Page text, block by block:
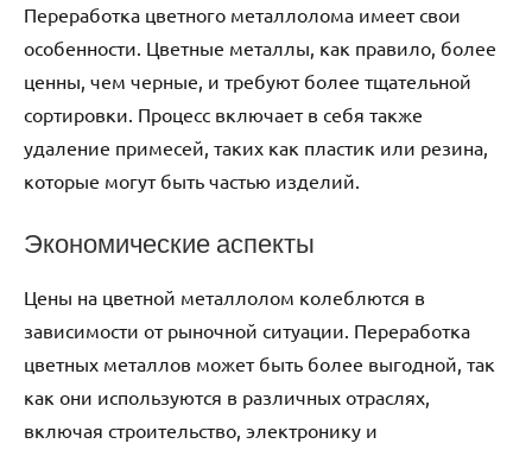
Переработка цветного металлолома имеет свои
особенности. Цветные металлы, как правило, более
ценны, чем черные, и требуют более тщательной
сортировки. Процесс включает в себя также
удаление примесей, таких как пластик или резина,
которые могут быть частью изделий.
Экономические аспекты
Цены на цветной металлолом колеблются в
зависимости от рыночной ситуации. Переработка
цветных металлов может быть более выгодной, так
как они используются в различных отраслях,
включая строительство, электронику и